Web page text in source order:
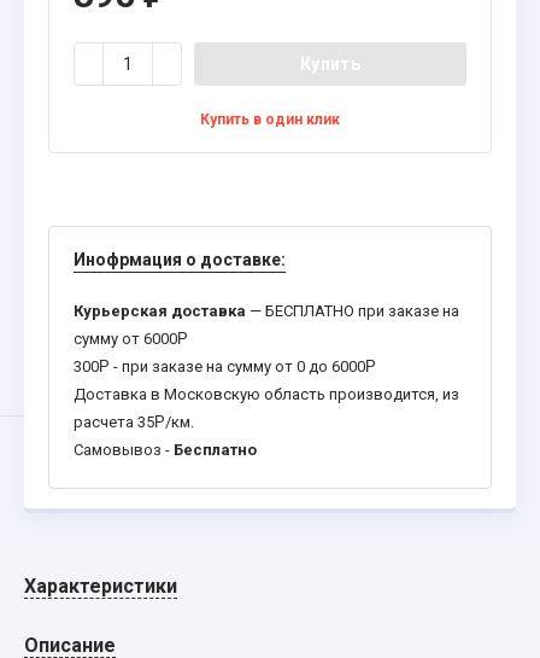
Купить
Купить в один клик
Инофрмация о доставке:
Курьерская доставка — БЕСПЛАТНО при заказе на
сумму от 6000Р
300Р - при заказе на сумму от 0 до 6000Р
Доставка в Московскую область производится, из
расчета 35Р/км.
Самовывоз - Бесплатно
Характеристики
Описание